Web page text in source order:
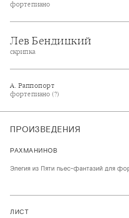
фортепиано
Лев Бендицкий
скрипка
А. Раппопорт
фортепиано (?)
ПРОИЗВЕДЕНИЯ
РАХМАНИНОВ
Элегия из Пяти пьес-фантазий для
ЛИСТ